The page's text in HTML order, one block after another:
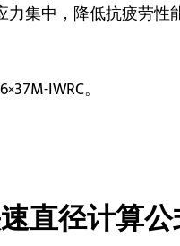
力集中，降低抗疲劳
IWRC。
直径计算